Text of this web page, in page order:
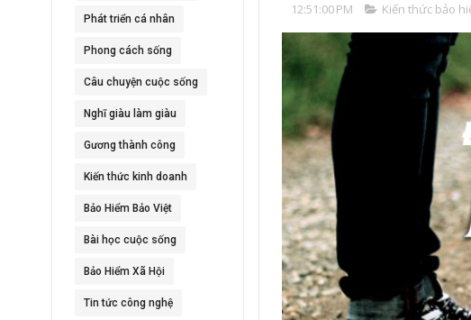
Phát triển cá nhân
Phong cách sống
Câu chuyện cuộc sống
Nghĩ giàu làm giàu
Gương thành công
Kiến thức kinh doanh
Bảo Hiểm Bảo Việt
Bài học cuộc sống
Bảo Hiểm Xã Hội
Tin tức công nghệ
12:51:00 PM Kiến thức bảo